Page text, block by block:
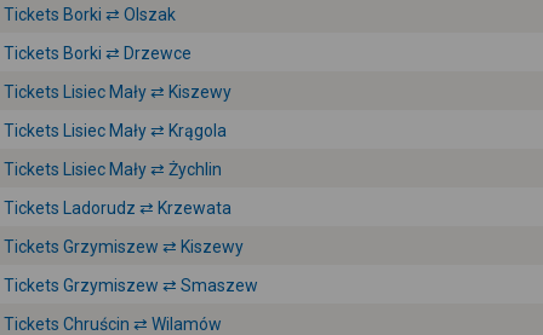
Tickets Borki ⇄ Olszak
Tickets Borki ⇄ Drzewce
Tickets Lisiec Mały ⇄ Kiszewy
Tickets Lisiec Mały ⇄ Krągola
Tickets Lisiec Mały ⇄ Żychlin
Tickets Ladorudz ⇄ Krzewata
Tickets Grzymiszew ⇄ Kiszewy
Tickets Grzymiszew ⇄ Smaszew
Tickets Chruścin ⇄ Wilamów